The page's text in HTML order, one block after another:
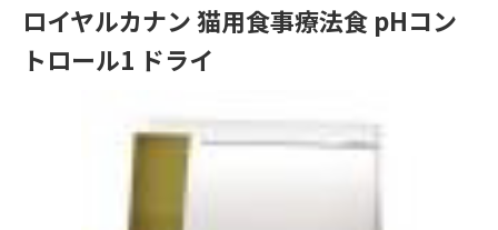
ロイヤルカナン 猫用食事療法食 pHコン
トロール1 ドライ